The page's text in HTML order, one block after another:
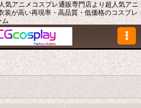
気アニメコスプレ通販専門店より超人気アニ
が高い再現率・高品質・低価格のコスプレ
ム